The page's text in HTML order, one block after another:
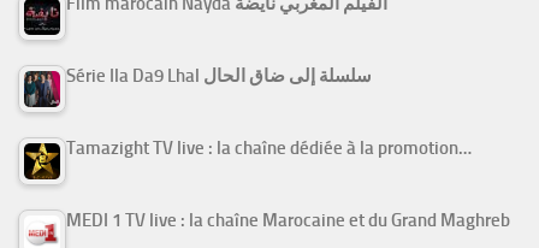
Série Ila Da9 Lhal سلسلة إلى ضاق الحال
Tamazight TV live : la chaîne dédiée à la promotion…
MEDI 1 TV live : la chaîne Marocaine et du Grand Maghreb